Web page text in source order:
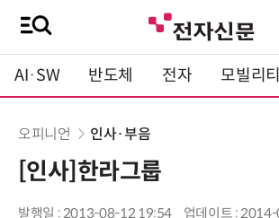
AI·SW 반도체 전자 모빌리티
오피니언 인사·부음
[인사]한라그룹
발행일 : 2013-08-12 19:54 업데이트 :